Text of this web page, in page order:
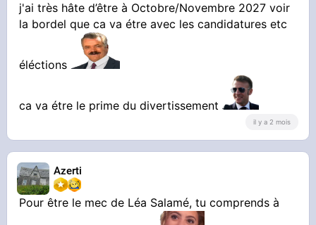
j'ai très hâte d’être à Octobre/Novembre 2027 voir
la bordel que ca va étre avec les candidatures etc
éléctions
ca va étre le prime du divertissement
il y a 2 mois
Azerti
Pour être le mec de Léa Salamé, tu comprends à